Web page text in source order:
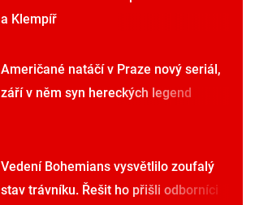
a Klempíř
Američané natáčí v Praze nový seriál,
září v něm syn hereckých legend
Vedení Bohemians vysvětlilo zoufalý
stav trávníku. Řešit ho přišli odborníci